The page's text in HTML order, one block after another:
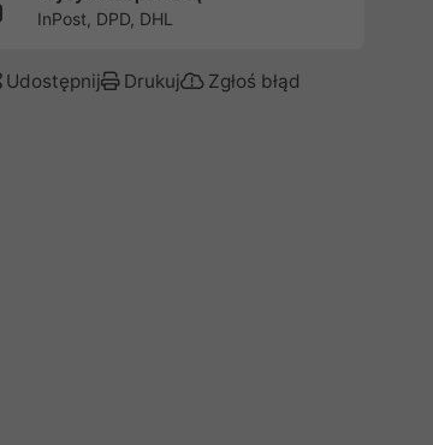
InPost, DPD, DHL
Udostępnij Drukuj Zgłoś błąd